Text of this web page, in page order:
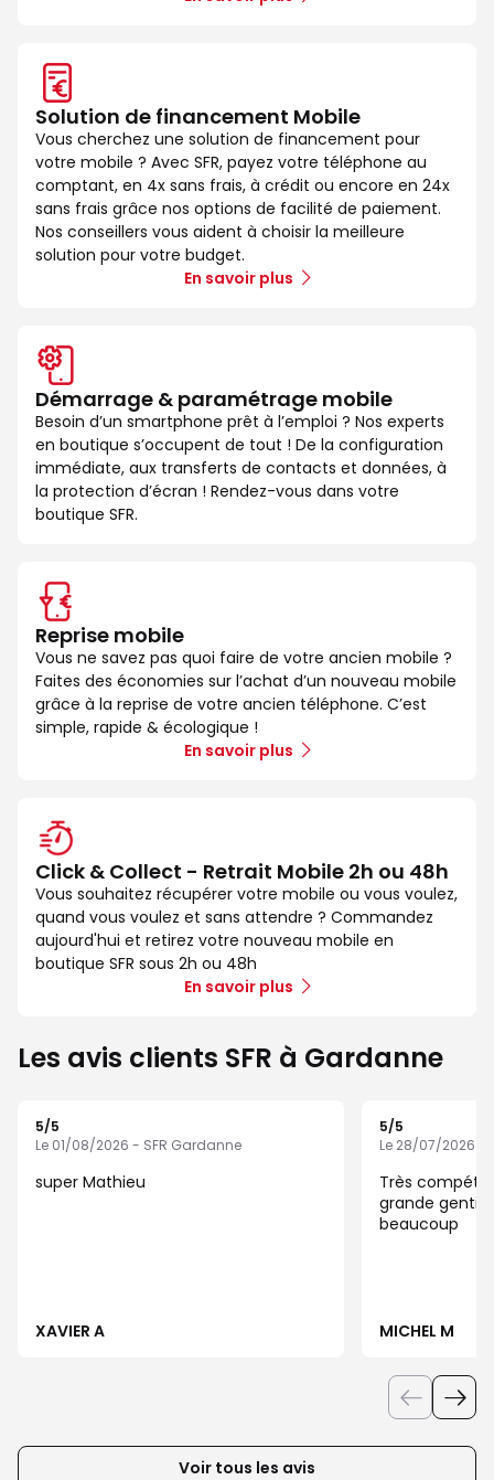
Solution de financement Mobile
Vous cherchez une solution de financement pour
votre mobile ? Avec SFR, payez votre téléphone au
comptant, en 4x sans frais, à crédit ou encore en 24x
sans frais grâce nos options de facilité de paiement.
Nos conseillers vous aident à choisir la meilleure
solution pour votre budget.
En savoir plus
Démarrage & paramétrage mobile
Besoin d’un smartphone prêt à l’emploi ? Nos experts
en boutique s’occupent de tout ! De la configuration
immédiate, aux transferts de contacts et données, à
la protection d’écran ! Rendez-vous dans votre
boutique SFR.
Reprise mobile
Vous ne savez pas quoi faire de votre ancien mobile ?
Faites des économies sur l’achat d’un nouveau mobile
grâce à la reprise de votre ancien téléphone. C’est
simple, rapide & écologique !
En savoir plus
Click & Collect - Retrait Mobile 2h ou 48h
Vous souhaitez récupérer votre mobile ou vous voulez,
quand vous voulez et sans attendre ? Commandez
aujourd'hui et retirez votre nouveau mobile en
boutique SFR sous 2h ou 48h
En savoir plus
Les avis clients SFR à Gardanne
5/5
Le 01/08/2026 - SFR Gardanne
super Mathieu
XAVIER A
5/5
Le 28/07/2026 -
Très
grande gentillesse,
beaucoup
MICHEL M
Voir tous les avis